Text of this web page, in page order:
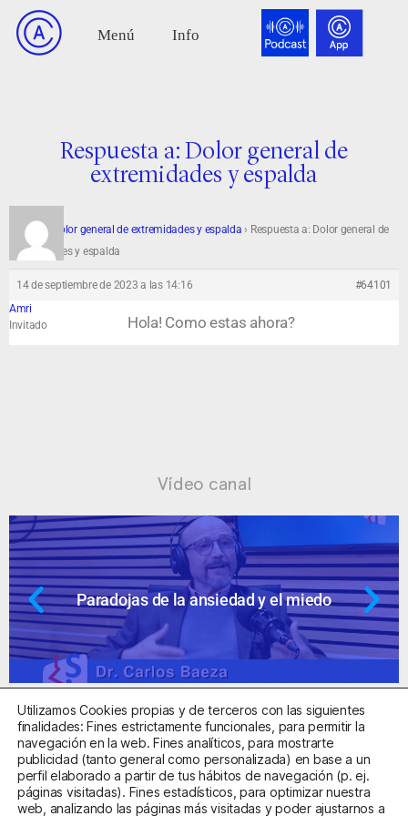
Respuesta a: Dolor general de
extremidades y espalda
Foro › Dolor general de extremidades y espalda › Respuesta a: Dolor general de
extremidades y espalda
14 de septiembre de 2023 a las 14:16
#64101
Amri
Invitado
Hola! Como estas ahora?
Vídeo canal
Paradojas de la ansiedad y el miedo
Centro Sanitario Autorizado con el código E08737002
Utilizamos Cookies propias y de terceros con las siguientes
finalidades: Fines estrictamente funcionales, para permitir la
navegación en la web. Fines analíticos, para mostrarte
publicidad (tanto general como personalizada) en base a un
perfil elaborado a partir de tus hábitos de navegación (p. ej.
páginas visitadas). Fines estadísticos, para optimizar nuestra
web, analizando las páginas más visitadas y poder ajustarnos a